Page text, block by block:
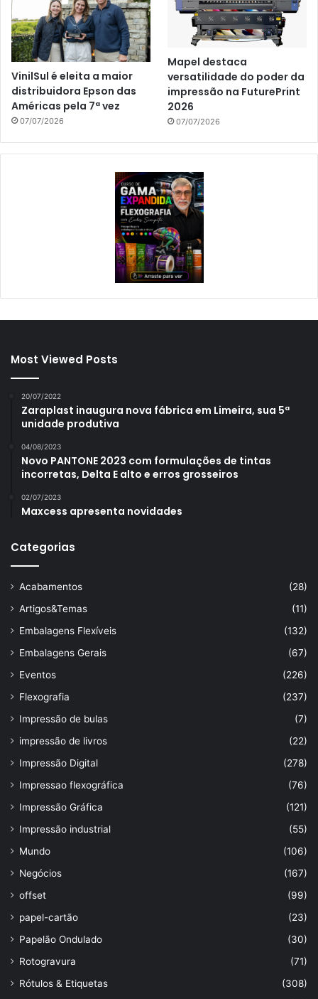
VinilSul é eleita a maior
distribuidora Epson das
Américas pela 7ª vez
07/07/2026
Mapel destaca
versatilidade do poder da
impressão na FuturePrint
2026
07/07/2026
Most Viewed Posts
20/07/2022
Zaraplast inaugura nova fábrica em Limeira, sua 5ª
unidade produtiva
04/08/2023
Novo PANTONE 2023 com formulações de tintas
incorretas, Delta E alto e erros grosseiros
02/07/2023
Maxcess apresenta novidades
Categorias
Acabamentos
(28)
Artigos&Temas
(11)
Embalagens Flexíveis
(132)
Embalagens Gerais
(67)
Eventos
(226)
Flexografia
(237)
Impressão de bulas
(7)
impressão de livros
(22)
Impressão Digital
(278)
Impressao flexográfica
(76)
Impressão Gráfica
(121)
Impressão industrial
(55)
Mundo
(106)
Negócios
(167)
offset
(99)
papel-cartão
(23)
Papelão Ondulado
(30)
Rotogravura
(71)
Rótulos & Etiquetas
(308)